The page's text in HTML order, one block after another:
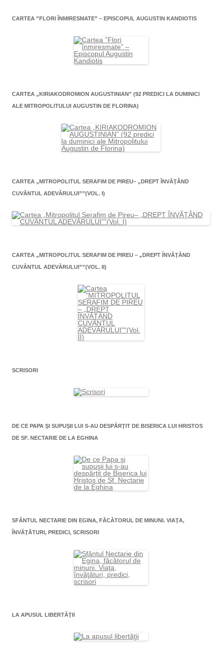
CARTEA ”FLORI ÎNMIRESMATE” – EPISCOPUL AUGUSTIN KANDIOTIS
CARTEA „KIRIAKODROMION AUGUSTINIAN” (92 PREDICI LA DUMINICI
ALE MITROPOLITULUI AUGUSTIN DE FLORINA)
CARTEA „MITROPOLITUL SERAFIM DE PIREU– „DREPT ÎNVĂŢÂND
CUVÂNTUL ADEVĂRULUI””(VOL. I)
CARTEA „MITROPOLITUL SERAFIM DE PIREU – „DREPT ÎNVĂŢÂND
CUVÂNTUL ADEVĂRULUI””(VOL. II)
SCRISORI
DE CE PAPA ŞI SUPUŞII LUI S-AU DESPĂRŢIT DE BISERICA LUI HRISTOS
DE SF. NECTARIE DE LA EGHINA
SFÂNTUL NECTARIE DIN EGINA, FĂCĂTORUL DE MINUNI. VIAŢA,
ÎNVĂŢĂTURI, PREDICI, SCRISORI
LA APUSUL LIBERTĂŢII